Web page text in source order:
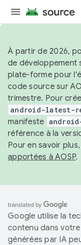
À partir de 2026,
de développement
plate-forme pour
code source sur
trimestre. Pour
android-latest-
manifeste
référence à la
Pour en savoir
apportées à AOSP.
Google utilise la
contenu dans
générées par IA